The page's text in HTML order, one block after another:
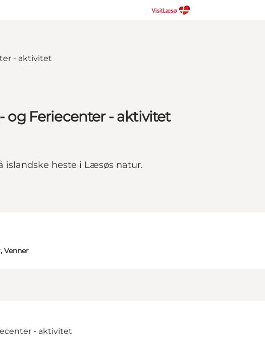
Feriecenter - aktivitet
heste i Læsøs natur.
Venner